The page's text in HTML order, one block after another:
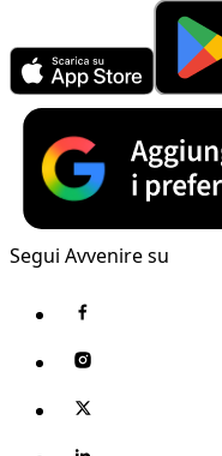
Segui Avvenire su